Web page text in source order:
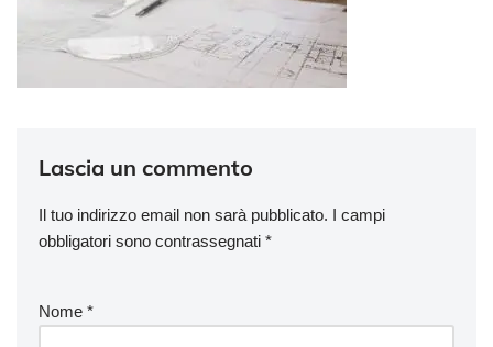
Lascia un commento
Il tuo indirizzo email non sarà pubblicato. I campi
obbligatori sono contrassegnati *
Nome *